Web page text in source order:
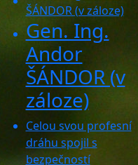
Gen. Ing.
Andor
ŠÁNDOR (v
záloze)
Celou svou profesní
dráhu spojil s
bezpečností